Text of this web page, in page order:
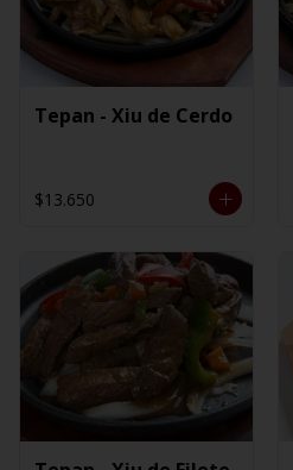
Tepan - Xiu de Cerdo
$13.650